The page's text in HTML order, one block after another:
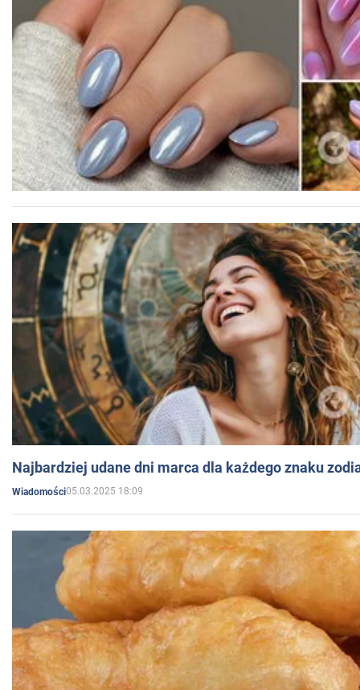
Najbardziej udane dni marca dla każdego znaku
Wiadomości05.03.2025 18:09